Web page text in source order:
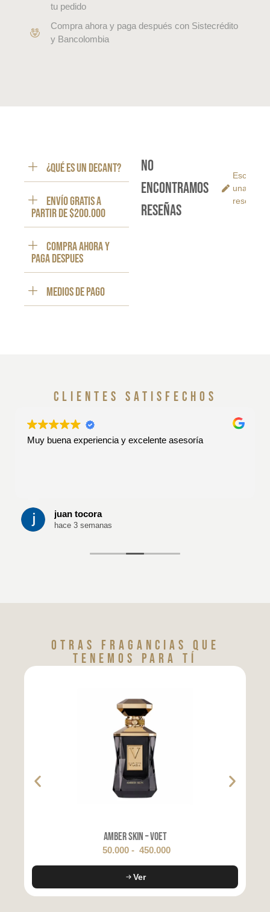
tu pedido
Compra ahora y paga después con Sistecrédito
y Bancolombia
¿Qué es un decant?
ENVÍO GRATIS a
partir de $200.000
Compra ahora y
paga despues
Medios de pago
No
encontramos
reseñas
Escribe
una
reseña
clientes satisfechos
Muy buena experiencia y excelente asesoría
juan tocora
hace 3 semanas
Otras fragancias que
tenemos para tí
Amber Skin – Voet
50.000 - 450.000
Ver